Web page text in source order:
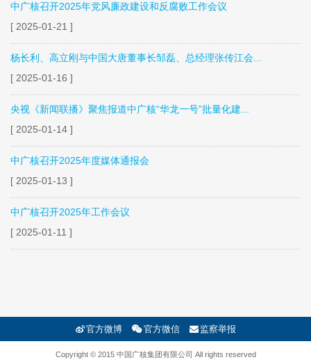
中广核召开2025年党风廉政建设和反腐败工作会议
[ 2025-01-21 ]
杨长利、高立刚与中国大唐董事长邹磊、总经理张传江会...
[ 2025-01-16 ]
央视《新闻联播》聚焦报道中广核“华龙一号”批量化建...
[ 2025-01-14 ]
中广核召开2025年度媒体通报会
[ 2025-01-13 ]
中广核召开2025年工作会议
[ 2025-01-11 ]
官方微博 官方微信 监察举报
Copyright © 2015 中国广核集团有限公司 All rights reserved